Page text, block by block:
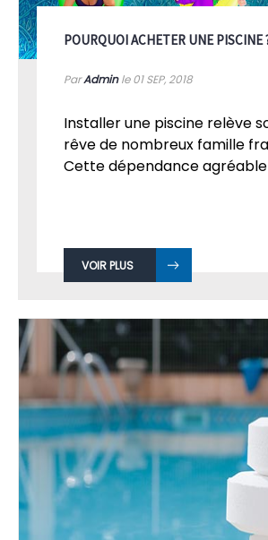
POURQUOI ACHETER UNE PISCINE
ParAdminle 01SEP, 2018
Installer une piscine relève
rêve de nombreux famille
Cette dépendance agréable
VOIR PLUS